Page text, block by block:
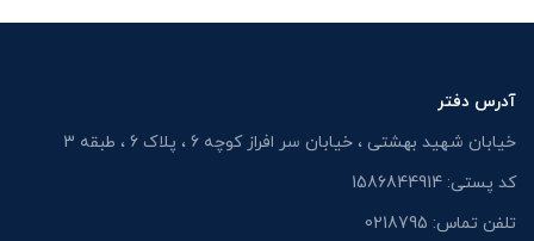
آدرس دفتر
خیابان شهید بهشتی ، خیابان سر افراز کوچه 6 ، پلاک 6 ، طبقه 3
کد پستی: 1586844914
تلفن تماس: 0218795